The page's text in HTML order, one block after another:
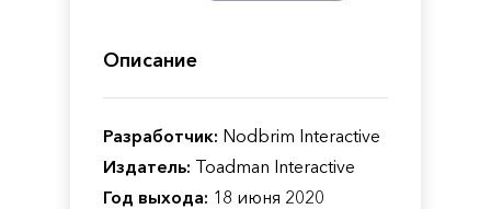
Описание
Разработчик: Nodbrim Interactive
Издатель: Toadman Interactive
Год выхода: 18 июня 2020